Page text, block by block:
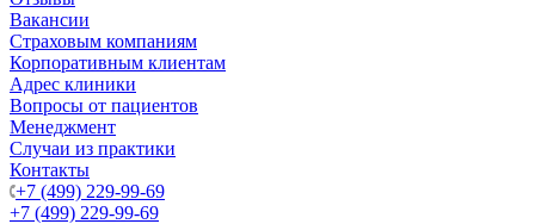
Вакансии
Страховым компаниям
Корпоративным клиентам
Адрес клиники
Вопросы от пациентов
Менеджмент
Случаи из практики
Контакты
+7 (499) 229-99-69
+7 (499) 229-99-69